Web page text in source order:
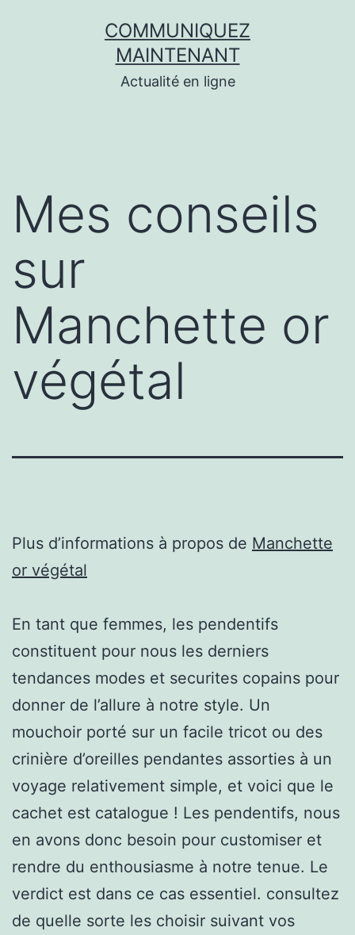
COMMUNIQUEZ
MAINTENANT
Actualité en ligne
Mes conseils
sur
Manchette or
végétal
Plus d’informations à propos de Manchette
or végétal
En tant que femmes, les pendentifs
constituent pour nous les derniers
tendances modes et securites copains pour
donner de l’allure à notre style. Un
mouchoir porté sur un facile tricot ou des
crinière d’oreilles pendantes assorties à un
voyage relativement simple, et voici que le
cachet est catalogue ! Les pendentifs, nous
en avons donc besoin pour customiser et
rendre du enthousiasme à notre tenue. Le
verdict est dans ce cas essentiel. consultez
de quelle sorte les choisir suivant vos